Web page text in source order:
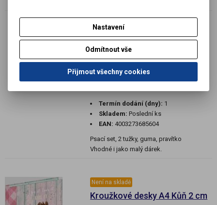
Psací set Boss 2 tužky, guma,
pravítko
Katalogové číslo:B29105652
Výrobce:Baier & Schneider GmbH & Co.
Termín dodání (dny): 1
Skladem: Poslední ks
EAN: 4003273685604
Psací set, 2 tužky, guma, pravítko
Vhodné i jako malý dárek.
Není na skladě
Kroužkové desky A4 Kůň 2 cm
Nastavení
Odmítnout vše
Přijmout všechny cookies